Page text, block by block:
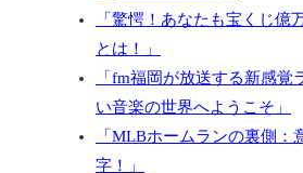
「驚愕！あなたも宝くじ億
とは！」
「fm福岡が放送する新感
い音楽の世界へようこそ」
「MLBホームランの裏側：
字！」